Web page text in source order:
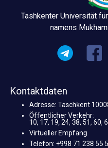
Tashkenter Universität
namens
Kontaktdaten
Adresse: Taschkent
Öffentlicher Verkehr:
10, 17, 19, 24, 38, 51, 60,
Virtueller Empfang
Telefon: +998 71 238 55